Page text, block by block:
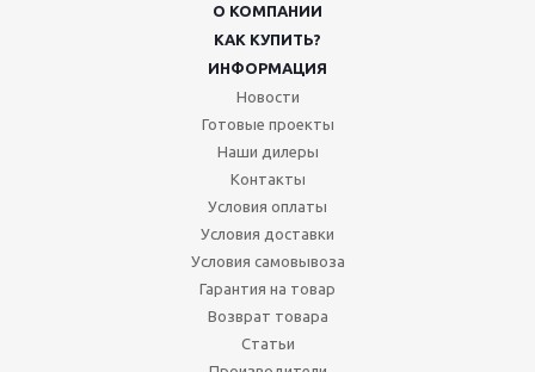
О КОМПАНИИ
КАК КУПИТЬ?
ИНФОРМАЦИЯ
Новости
Готовые проекты
Наши дилеры
Контакты
Условия оплаты
Условия доставки
Условия самовывоза
Гарантия на товар
Возврат товара
Статьи